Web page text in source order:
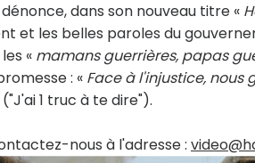
dans son nouveau titre «
et les belles paroles du
« mamans guerrières, papas
: « Face à l'injustice, nous
1 truc à te dire").
nous à l'adresse :